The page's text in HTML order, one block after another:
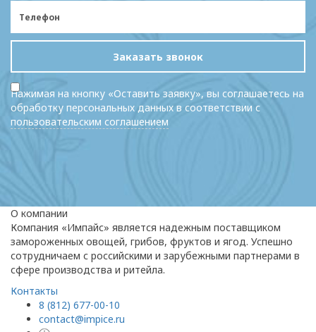
Заказать звонок
Нажимая на кнопку «Оставить заявку», вы соглашаетесь на
обработку персональных данных в соответствии с
пользовательским соглашением
О компании
Компания «Импайс» является надежным поставщиком
замороженных овощей, грибов, фруктов и ягод. Успешно
сотрудничаем с российскими и зарубежными партнерами в
сфере производства и ритейла.
Контакты
8 (812) 677-00-10
contact@impice.ru